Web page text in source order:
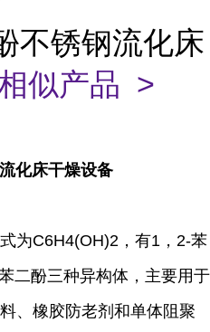
不锈钢流化床
似产品 >
化床干燥设备
为C6H4(OH)2，有1，2-苯
二酚三种异构体，主要用于
、橡胶防老剂和单体阻聚